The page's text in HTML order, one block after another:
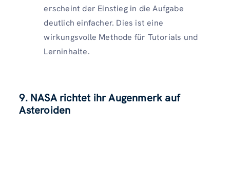
erscheint der Einstieg in die Aufgabe
deutlich einfacher. Dies ist eine
wirkungsvolle Methode für Tutorials und
Lerninhalte.
9. NASA richtet ihr Augenmerk auf
Asteroiden